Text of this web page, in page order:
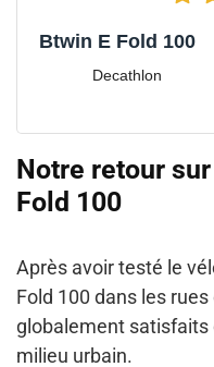
Btwin E Fold 100
Decathlon
Notre retour sur
Fold 100
Après avoir testé le
Fold 100 dans les rues
globalement satisfaits
milieu urbain.